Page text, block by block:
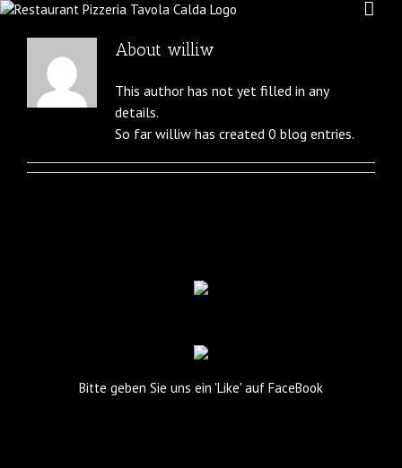
About williw
This author has not yet filled in any
details.
So far williw has created 0 blog entries.
Bitte geben Sie uns ein 'Like' auf FaceBook